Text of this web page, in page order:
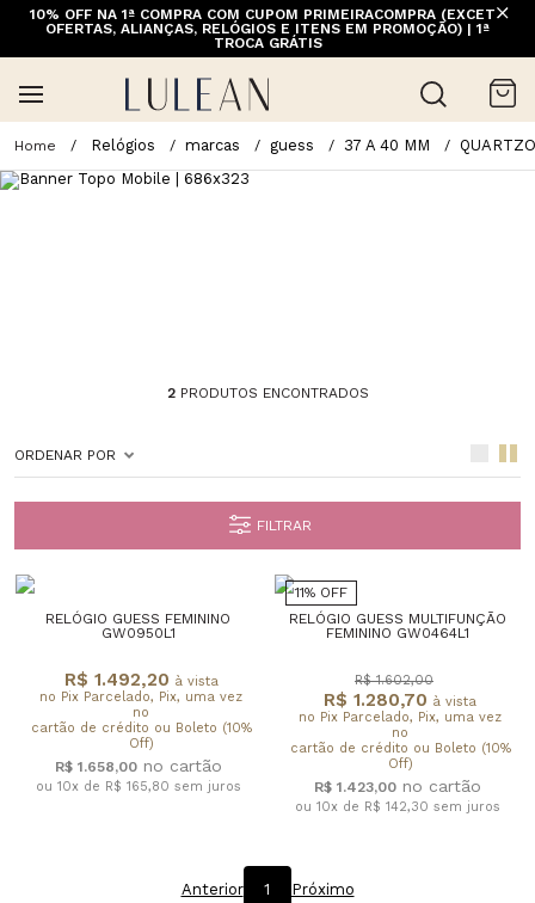
10% OFF NA 1ª COMPRA COM CUPOM PRIMEIRACOMPRA (EXCETO
OFERTAS, ALIANÇAS, RELÓGIOS E ITENS EM PROMOÇÃO) | 1ª
TROCA GRÁTIS
Relógios marcas guess 37 A 40 MM QUARTZO
2PRODUTOS ENCONTRADOS
ORDENAR POR
FILTRAR
RELÓGIO GUESS FEMININO
GW0950L1
R$ 1.492,20 à vista
no Pix Parcelado, Pix, uma vez
no
cartão de crédito ou Boleto (10%
Off)
R$ 1.658,00
ou 10x de R$ 165,80 sem juros
11% OFF
RELÓGIO GUESS MULTIFUNÇÃO
FEMININO GW0464L1
R$ 1.280,70 à vista
no Pix Parcelado, Pix, uma vez
no
cartão de crédito ou Boleto (10%
Off)
R$ 1.602,00
R$ 1.423,00
ou 10x de R$ 142,30 sem juros
Anterior 1 Próximo